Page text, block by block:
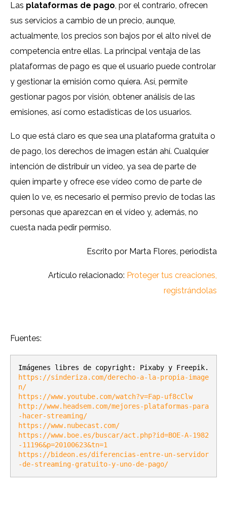
Las plataformas de pago, por el contrario, ofrecen
sus servicios a cambio de un precio, aunque,
actualmente, los precios son bajos por el alto nivel de
competencia entre ellas. La principal ventaja de las
plataformas de pago es que el usuario puede controlar
y gestionar la emisión como quiera. Así, permite
gestionar pagos por visión, obtener análisis de las
emisiones, así como estadísticas de los usuarios.
Lo que está claro es que sea una plataforma gratuita o
de pago, los derechos de imagen están ahí. Cualquier
intención de distribuir un vídeo, ya sea de parte de
quien imparte y ofrece ese vídeo como de parte de
quien lo ve, es necesario el permiso previo de todas las
personas que aparezcan en el vídeo y, además, no
cuesta nada pedir permiso.
Escrito por Marta Flores, periodista
Artículo relacionado: Proteger tus creaciones,
registrándolas
Fuentes:
https://sinderiza.com/derecho-a-la-propia-image
n/
https://www.youtube.com/watch?v=Fap-uf8cClw
http://www.headsem.com/mejores-plataformas-para
-hacer-streaming/
https://www.nubecast.com/
https://www.boe.es/buscar/act.php?id=BOE-A-1982
-11196&p=20100623&tn=1
https://bideon.es/diferencias-entre-un-servidor
-de-streaming-gratuito-y-uno-de-pago/